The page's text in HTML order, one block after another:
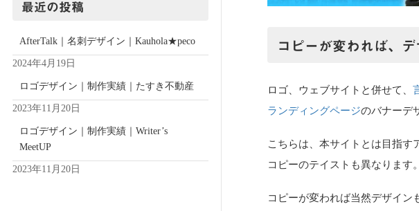
最近の投稿
AfterTalk｜名刺デザイン｜Kauhola★peco
2024年4月19日
ロゴデザイン｜制作実績｜たすき不動産
2023年11月20日
ロゴデザイン｜制作実績｜Writer’s
MeetUP
2023年11月20日
コピーが変われば、
ロゴ、ウェブサイトと併せて、
ランディングページのバナーデ
こちらは、本サイトとは目指す
コピーのテイストも異なります。
コピーが変われば当然デザイン